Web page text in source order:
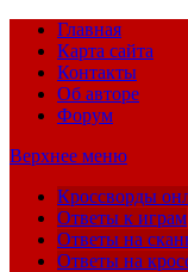
Главная
Карта сайта
Контакты
Об авторе
Форум
Верхнее меню
Кроссворды
Ответы к играм
Ответы на
Ответы на